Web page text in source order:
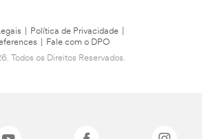
Política de Privacidade
Fale com o DPO
Todos os Direitos Reservados.